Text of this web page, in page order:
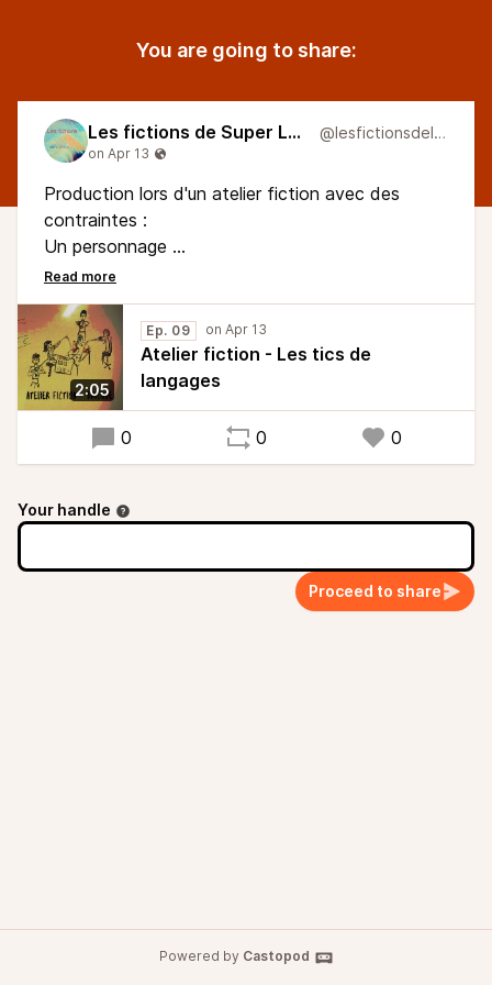
You are going to share:
Les fictions de Super Larsen @lesfictionsdelarsn
Production lors d'un atelier fiction avec des
contraintes :
Un personnage
Une ambiance
Un Bruitage
Un extrait sonore : On n'est pas sorti du sable
2:05
Ep. 09
Atelier fiction - Les tics de
langages
0 0 0
Your handle
Proceed to share
Powered by Castopod